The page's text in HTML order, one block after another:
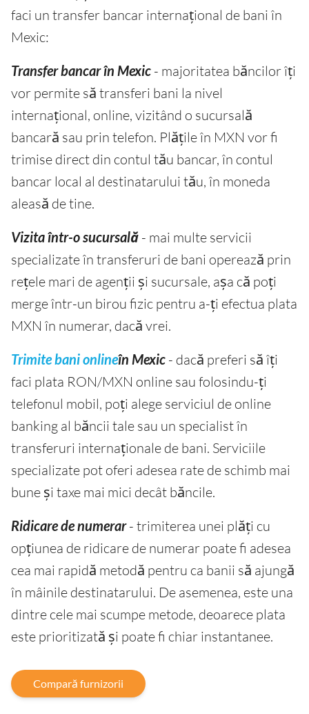
faci un transfer bancar internațional de bani în
Mexic:
Transfer bancar în Mexic - majoritatea băncilor îți
vor permite să transferi bani la nivel
internațional, online, vizitând o sucursală
bancară sau prin telefon. Plățile în MXN vor fi
trimise direct din contul tău bancar, în contul
bancar local al destinatarului tău, în moneda
aleasă de tine.
Vizita într-o sucursală - mai multe servicii
specializate în transferuri de bani operează prin
rețele mari de agenții și sucursale, așa că poți
merge într-un birou fizic pentru a-ți efectua plata
MXN în numerar, dacă vrei.
Trimite bani onlineîn Mexic - dacă preferi să îți
faci plata RON/MXN online sau folosindu-ți
telefonul mobil, poți alege serviciul de online
banking al băncii tale sau un specialist în
transferuri internaționale de bani. Serviciile
specializate pot oferi adesea rate de schimb mai
bune și taxe mai mici decât băncile.
Ridicare de numerar- trimiterea unei plăți cu
opțiunea de ridicare de numerar poate fi adesea
cea mai rapidă metodă pentru ca banii să ajungă
în mâinile destinatarului. De asemenea, este una
dintre cele mai scumpe metode, deoarece plata
este prioritizată și poate fi chiar instantanee.
Compară furnizorii